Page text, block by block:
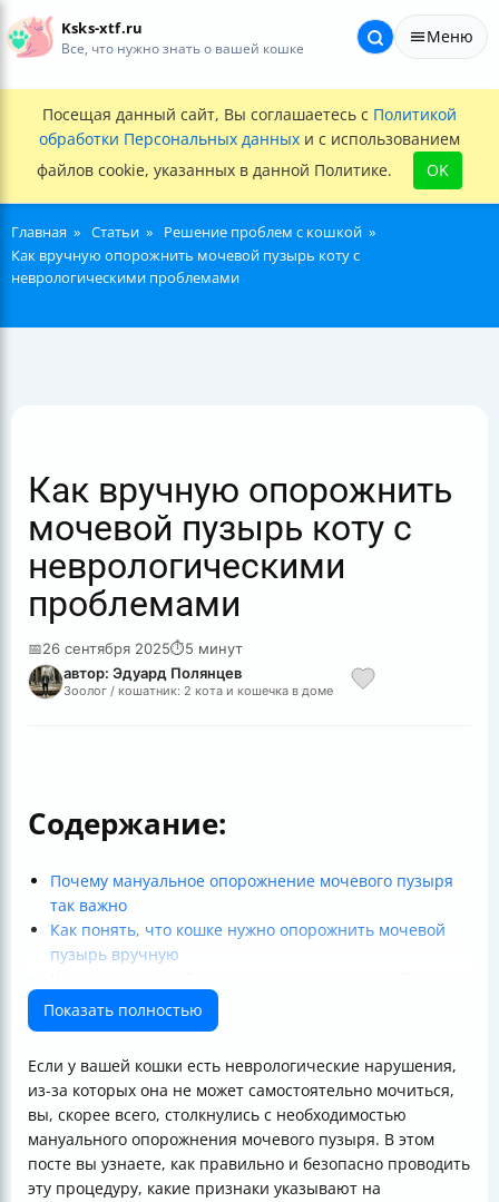
Ksks-xtf.ru
Все, что нужно знать о вашей кошке
Меню
Посещая данный сайт, Вы соглашаетесь с Политикой
обработки Персональных данных и с использованием
файлов cookie, указанных в данной Политике.
OK
Главная Статьи
Решение проблем с кошкой
Как вручную опорожнить мочевой пузырь коту с
неврологическими проблемами
Как вручную опорожнить
мочевой пузырь коту с
неврологическими
проблемами
📅26 сентября 2025⏱5 минут
автор: Эдуард Полянцев
Зоолог / кошатник: 2 кота и кошечка в доме
Содержание:
Почему мануальное опорожнение мочевого пузыря
так важно
Как понять, что кошке нужно опорожнить мочевой
пузырь вручную
пузырь кошке
Меры предосторожности и как избежать травм
Что делать, если возникают сложности
Дополнительные методы ухода и терапии
Таблица сравнения методов опорожнения мочевого
пузыря
Почему не стоит бояться мануального опорожнения
Показать полностью
Если у вашей кошки есть неврологические нарушения,
из-за которых она не может самостоятельно мочиться,
вы, скорее всего, столкнулись с необходимостью
мануального опорожнения мочевого пузыря. В этом
посте вы узнаете, как правильно и безопасно проводить
эту процедуру, какие признаки указывают на